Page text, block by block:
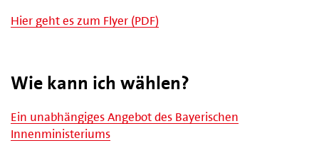
Hier geht es zum Flyer (PDF)
Wie kann ich wählen?
Ein unabhängiges Angebot des Bayerischen
Innenministeriums